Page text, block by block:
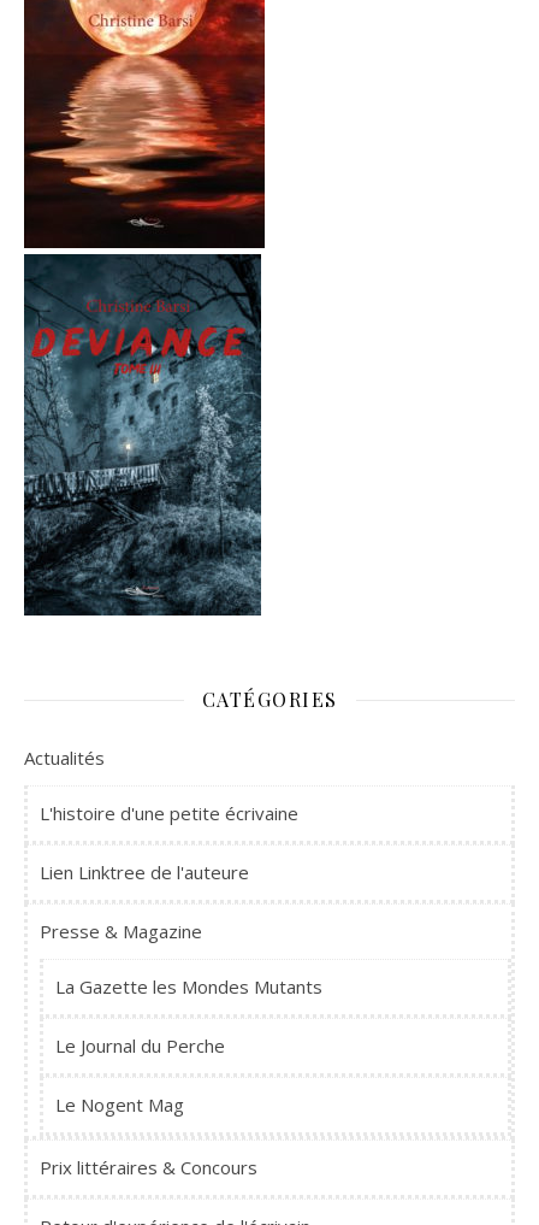
CATÉGORIES
Actualités
L'histoire d'une petite écrivaine
Lien Linktree de l'auteure
Presse & Magazine
La Gazette les Mondes Mutants
Le Journal du Perche
Le Nogent Mag
Prix littéraires & Concours